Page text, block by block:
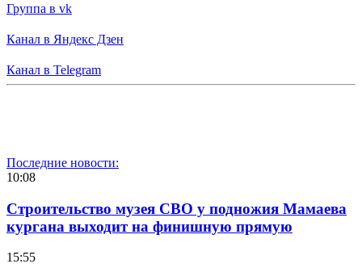
Группа в vk
Канал в Яндекс Дзен
Канал в Telegram
Последние новости:
10:08
Строительство музея СВО у подножия Мамаева
кургана выходит на финишную прямую
15:55